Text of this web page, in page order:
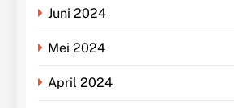
Juni 2024
Mei 2024
April 2024